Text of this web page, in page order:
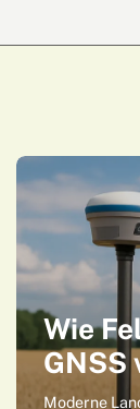
Wie
GNSS
Moderne